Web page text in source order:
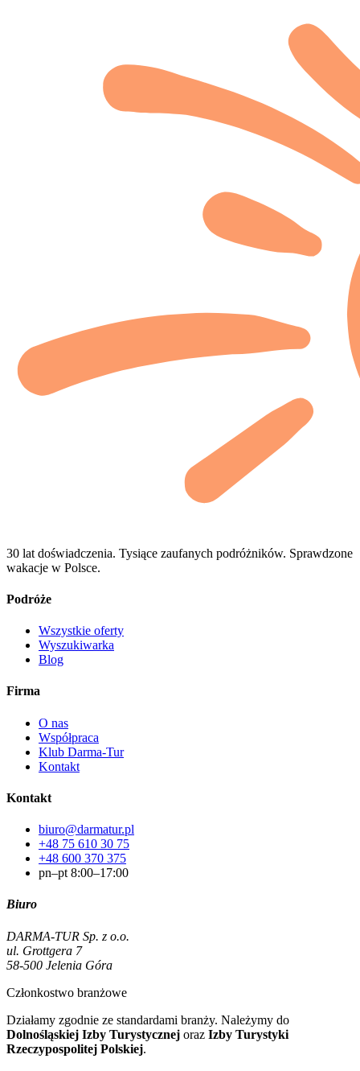
30 lat doświadczenia. Tysiące zaufanych podróżników. Sprawdzone
wakacje w Polsce.
Podróże
Wszystkie oferty
Wyszukiwarka
Blog
Firma
O nas
Współpraca
Klub Darma-Tur
Kontakt
Kontakt
biuro@darmatur.pl
+48 75 610 30 75
+48 600 370 375
pn–pt 8:00–17:00
Biuro
DARMA-TUR Sp. z o.o.
ul. Grottgera 7
58-500 Jelenia Góra
Członkostwo branżowe
Działamy zgodnie ze standardami branży. Należymy do
Dolnośląskiej Izby Turystycznej oraz Izby Turystyki
Rzeczypospolitej Polskiej.